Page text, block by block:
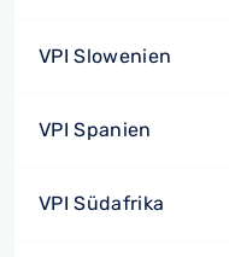
VPI Slowenien
VPI Spanien
VPI Südafrika